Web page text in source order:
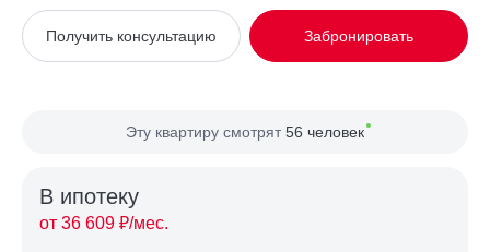
Вид из окна На улицу
Планировка Односторонняя
Забронировать
Получить консультацию
Эту квартиру смотрят 56 человек
В ипотекy
от 36 609 ₽/мес.